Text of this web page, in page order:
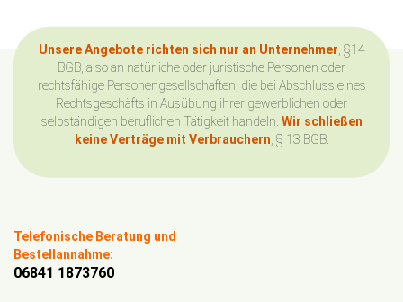
Unsere Angebote richten sich nur an Unternehmer , §14
BGB, also an natürliche oder juristische Personen oder
rechtsfähige Personengesellschaften, die bei Abschluss eines
Rechtsgeschäfts in Ausübung ihrer gewerblichen oder
selbständigen beruflichen Tätigkeit handeln. Wir schließen
keine Verträge mit Verbrauchern , § 13 BGB.
Telefonische Beratung und
Bestellannahme:
06841 1873760